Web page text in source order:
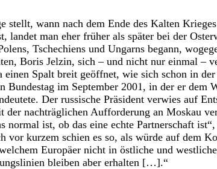
stellt, wann nach dem Ende des Kalten
landet man eher früher als später bei der
Tschechiens und Ungarns begann,
Boris Jelzin, sich – und nicht nur einmal –
einen Spalt breit geöffnet, wie sich schon in
Bundestag im September 2001, in der er dem
Der russische Präsident verwies auf
der nachträglichen Aufforderung an Moskau
normal ist, ob das eine echte Partnerschaft
vor kurzem schien es so, als würde auf dem
Europäer nicht in östliche und
bleiben aber erhalten […].“